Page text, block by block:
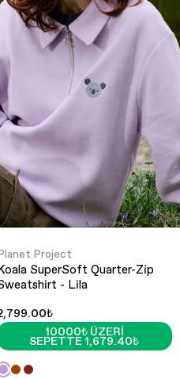
Project
SuperSoft Quarter-Zip
- Lila
10000₺ ÜZERI
SEPETTE 1,679.40₺